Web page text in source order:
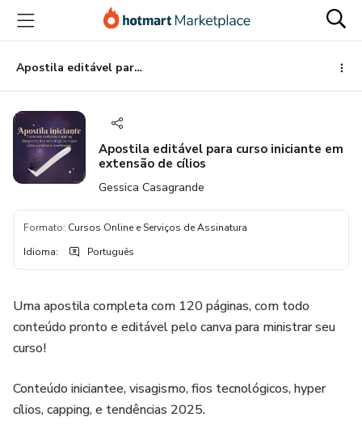
para
conteúdo
principal
para
pagamento
para
rodapé
Apostila editável para curso iniciante em extensão de cílios
Apostila editável para curso iniciante em
extensão de cílios
Gessica Casagrande
Formato: Cursos Online e Serviços de Assinatura
Idioma: Português
Uma apostila completa com 120 páginas, com todo
conteúdo pronto e editável pelo canva para ministrar seu
curso!
Conteúdo iniciantee, visagismo, fios tecnológicos, hyper
cílios, capping, e tendências 2025.